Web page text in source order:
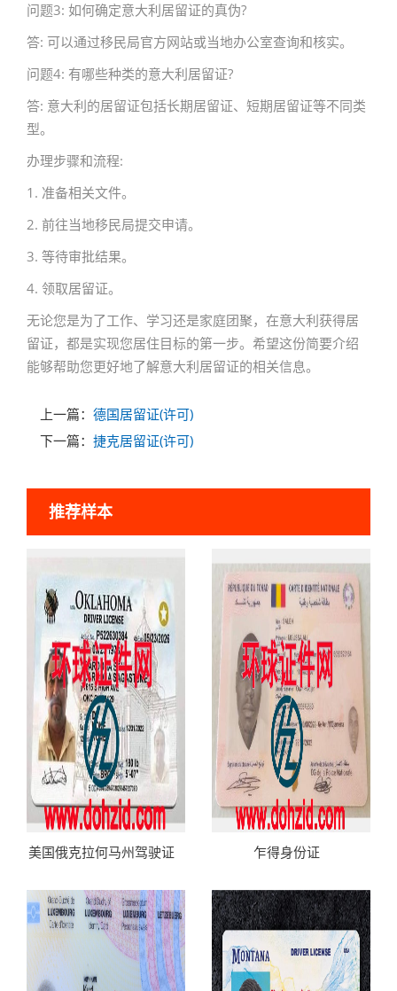
问题3: 如何确定意大利居留证的真伪?
答: 可以通过移民局官方网站或当地办公室查询和核实。
问题4: 有哪些种类的意大利居留证?
答: 意大利的居留证包括长期居留证、短期居留证等不同类
型。
办理步骤和流程:
1. 准备相关文件。
2. 前往当地移民局提交申请。
3. 等待审批结果。
4. 领取居留证。
无论您是为了工作、学习还是家庭团聚，在意大利获得居
留证，都是实现您居住目标的第一步。希望这份简要介绍
能够帮助您更好地了解意大利居留证的相关信息。
上一篇： 德国居留证(许可)
下一篇： 捷克居留证(许可)
推荐样本
美国俄克拉何马州驾驶证 乍得身份证